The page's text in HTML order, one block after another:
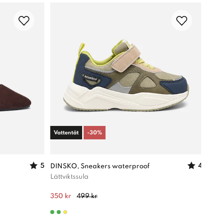
5 DINSKO, Sneakers waterproof
4
Lättviktssula
350 kr 499 kr
Vattentät -30%